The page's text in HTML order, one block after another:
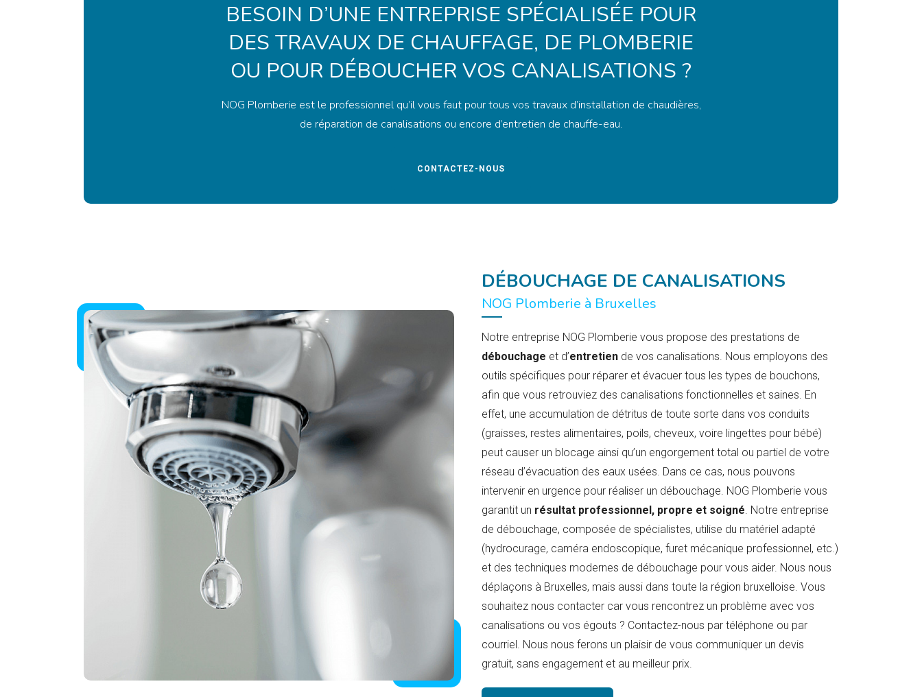
BESOIN D’UNE ENTREPRISE SPÉCIALISÉE POUR
DES TRAVAUX DE CHAUFFAGE, DE PLOMBERIE
OU POUR DÉBOUCHER VOS CANALISATIONS ?
NOG Plomberie est le professionnel qu’il vous faut pour tous vos travaux d’installation de chaudières,
de réparation de canalisations ou encore d’entretien de chauffe-eau.
CONTACTEZ-NOUS
DÉBOUCHAGE DE CANALISATIONS
NOG Plomberie à Bruxelles
Notre entreprise NOG Plomberie vous propose des prestations de
débouchage et d’entretien de vos canalisations. Nous employons des
outils spécifiques pour réparer et évacuer tous les types de bouchons,
afin que vous retrouviez des canalisations fonctionnelles et saines. En
effet, une accumulation de détritus de toute sorte dans vos conduits
(graisses, restes alimentaires, poils, cheveux, voire lingettes pour bébé)
peut causer un blocage ainsi qu’un engorgement total ou partiel de votre
réseau d’évacuation des eaux usées. Dans ce cas, nous pouvons
intervenir en urgence pour réaliser un débouchage. NOG Plomberie vous
garantit un résultat professionnel, propre et soigné. Notre entreprise
de débouchage, composée de spécialistes, utilise du matériel adapté
(hydrocurage, caméra endoscopique, furet mécanique professionnel, etc.)
et des techniques modernes de débouchage pour vous aider. Nous nous
déplaçons à Bruxelles, mais aussi dans toute la région bruxelloise. Vous
souhaitez nous contacter car vous rencontrez un problème avec vos
canalisations ou vos égouts ? Contactez-nous par téléphone ou par
courriel. Nous nous ferons un plaisir de vous communiquer un devis
gratuit, sans engagement et au meilleur prix.